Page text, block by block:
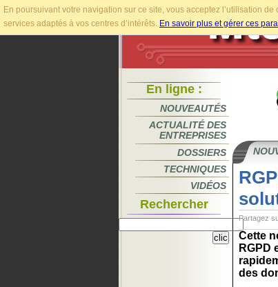
En poursuivant votre navigation sur ce site, vous acceptez l’utilisation
services adaptés à vos centres d’intérêts. En savoir plus et gérer ces
En ligne :
NOUVEAUTÉS
ACTUALITÉ DES
ENTREPRISES
DOSSIERS
TECHNIQUES
VIDÉOS
Rechercher
Partagez
Cette
RGPD
des